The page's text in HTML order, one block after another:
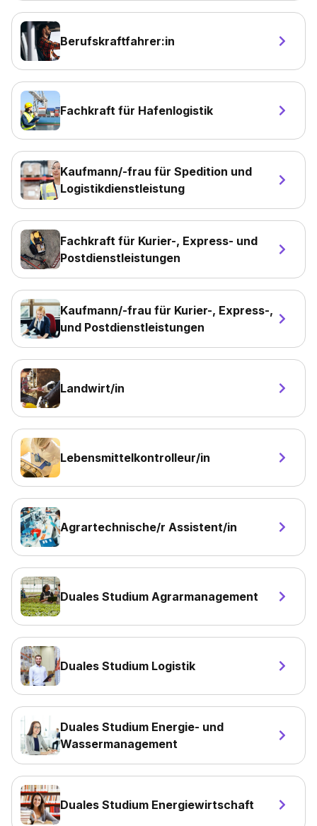
Berufskraftfahrer:in
Fachkraft für Hafenlogistik
Kaufmann/-frau für Spedition und
Logistikdienstleistung
Fachkraft für Kurier-, Express- und
Postdienstleistungen
Kaufmann/-frau für Kurier-, Express-,
und Postdienstleistungen
Landwirt/in
Lebensmittelkontrolleur/in
Agrartechnische/r Assistent/in
Duales Studium Agrarmanagement
Duales Studium Logistik
Duales Studium Energie- und
Wassermanagement
Duales Studium Energiewirtschaft